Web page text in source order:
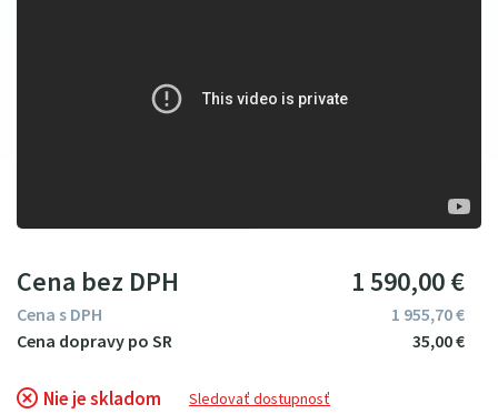
Nie je skladom Sledovať dostupnosť
Cena bez DPH 1590 00€
Cena s DPH 1 955 70€
35 00€